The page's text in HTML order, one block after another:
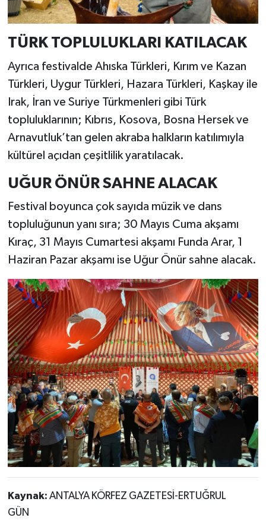
TÜRK TOPLULUKLARI KATILACAK
Ayrıca festivalde Ahıska Türkleri, Kırım ve Kazan
Türkleri, Uygur Türkleri, Hazara Türkleri, Kaşkay ile
Irak, İran ve Suriye Türkmenleri gibi Türk
topluluklarının; Kıbrıs, Kosova, Bosna Hersek ve
Arnavutluk’tan gelen akraba halkların katılımıyla
kültürel açıdan çeşitlilik yaratılacak.
UĞUR ÖNÜR SAHNE ALACAK
Festival boyunca çok sayıda müzik ve dans
topluluğunun yanı sıra; 30 Mayıs Cuma akşamı
Kıraç, 31 Mayıs Cumartesi akşamı Funda Arar, 1
Haziran Pazar akşamı ise Uğur Önür sahne alacak.
Kaynak: ANTALYA KÖRFEZ GAZETESİ-ERTUĞRUL
GÜN